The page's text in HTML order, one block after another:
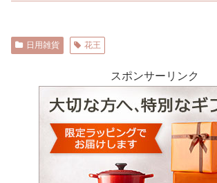
日用雑貨 花王
スポンサーリンク